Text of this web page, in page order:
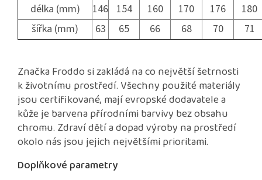
délka (mm) 146 154 160 170 176
180
šířka (mm)
63 65 66 68 70 71
Značka Froddo si zakládá na co největší šetrnosti
k životnímu prostředí. Všechny použité materiály
jsou certifikované, mají evropské dodavatele a
kůže je barvena přírodními barvivy bez obsahu
chromu. Zdraví dětí a dopad výroby na prostředí
okolo nás jsou jejich největšími prioritami.
Doplňkové parametry